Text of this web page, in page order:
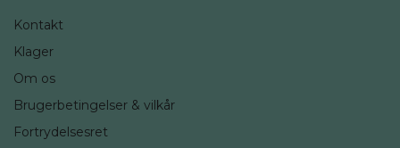
Kontakt
Klager
Om os
Brugerbetingelser & vilkår
Fortrydelsesret